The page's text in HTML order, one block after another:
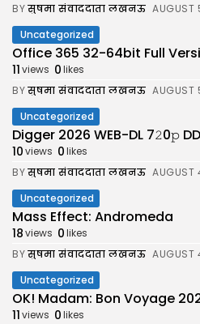
BYसुषमा संवाददाता लखनऊ AUGUST
Uncategorized
Office 365 32-64bit Full
11views 0likes
BYसुषमा संवाददाता लखनऊ AUGUST
Uncategorized
Digger 2026 WEB-DL 7𝟸0𝚙
10views 0likes
BYसुषमा संवाददाता लखनऊ AUGUST
Uncategorized
Mass Effect: Andromeda
18views 0likes
BYसुषमा संवाददाता लखनऊ AUGUST
Uncategorized
OK! Madam: Bon Voyage
11views 0likes